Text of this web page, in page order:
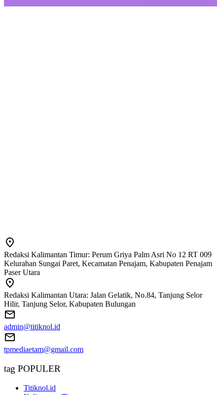
Redaksi Kalimantan Timur: Perum Griya Palm Asri No 12 RT 009
Kelurahan Sungai Paret, Kecamatan Penajam, Kabupaten Penajam
Paser Utara
Redaksi Kalimantan Utara: Jalan Gelatik, No.84, Tanjung Selor
Hilir, Tanjung Selor, Kabupaten Bulungan
admin@titiknol.id
tpmediaetam@gmail.com
tag POPULER
Titiknol.id